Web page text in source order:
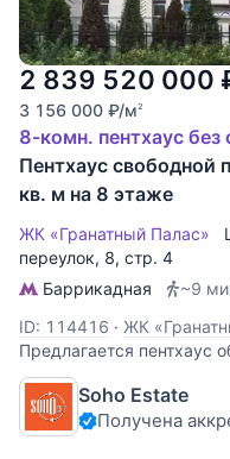
2 839 520 000
3 156 000 ₽/м2
8-комн. пентхаус
Пентхаус свободной
кв. м на 8 этаже
ЖК «Гранатный Палас»
переулок, 8, стр. 4
Баррикадная
~9
ID: 114416 · ЖК
Предлагается
отделки, свободной
Жилой комплекс
Москвы. Дом для тех,
Soho Estate
Получена